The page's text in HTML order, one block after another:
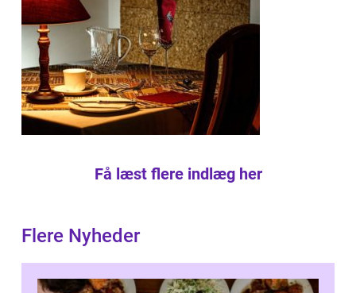
Få læst flere indlæg her
Flere Nyheder